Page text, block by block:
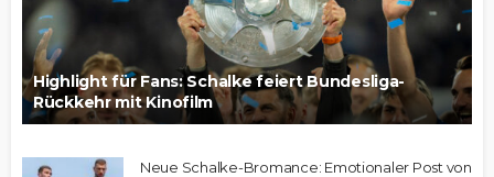
Highlight für Fans: Schalke feiert Bundesliga-
Rückkehr mit Kinofilm
Neue Schalke-Bromance: Emotionaler Post von